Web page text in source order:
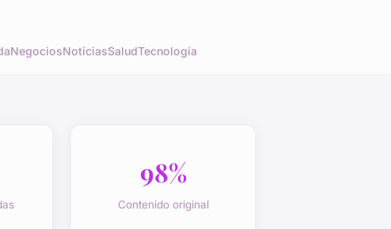
NegociosNoticiasSaludTecnología
98%
Contenido original